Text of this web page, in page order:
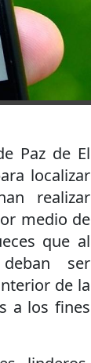
Paz de El
localizar
realizar
medio de
que al
ser
de la
a los fines